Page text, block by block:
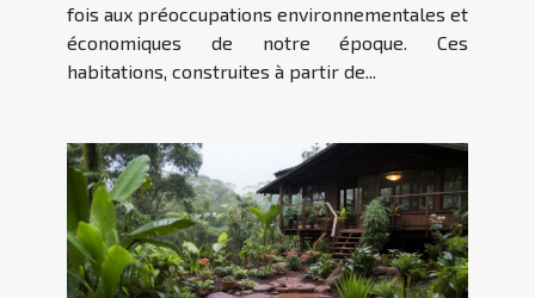
fois aux préoccupations environnementales et
économiques de notre époque. Ces
habitations, construites à partir de...